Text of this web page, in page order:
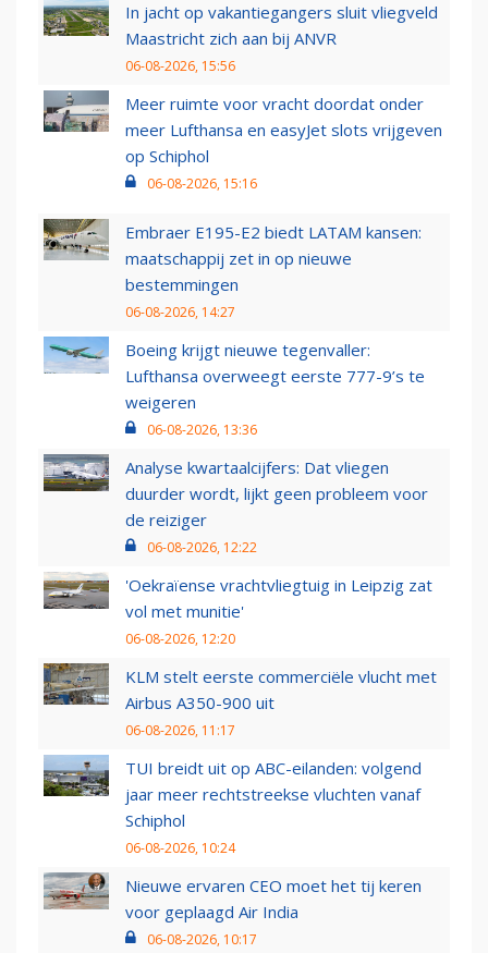
In jacht op vakantiegangers sluit vliegveld
Maastricht zich aan bij ANVR
06-08-2026, 15:56
Meer ruimte voor vracht doordat onder
meer Lufthansa en easyJet slots vrijgeven
op Schiphol
06-08-2026, 15:16
Embraer E195-E2 biedt LATAM kansen:
maatschappij zet in op nieuwe
bestemmingen
06-08-2026, 14:27
Boeing krijgt nieuwe tegenvaller:
Lufthansa overweegt eerste 777-9’s te
weigeren
06-08-2026, 13:36
Analyse kwartaalcijfers: Dat vliegen
duurder wordt, lijkt geen probleem voor
de reiziger
06-08-2026, 12:22
'Oekraïense vrachtvliegtuig in Leipzig zat
vol met munitie'
06-08-2026, 12:20
KLM stelt eerste commerciële vlucht met
Airbus A350-900 uit
06-08-2026, 11:17
TUI breidt uit op ABC-eilanden: volgend
jaar meer rechtstreekse vluchten vanaf
Schiphol
06-08-2026, 10:24
Nieuwe ervaren CEO moet het tij keren
voor geplaagd Air India
06-08-2026, 10:17